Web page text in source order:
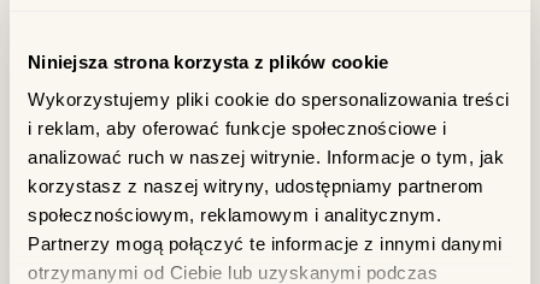
Niniejsza strona korzysta z plików cookie
Wykorzystujemy pliki cookie do spersonalizowania treści
i reklam, aby oferować funkcje społecznościowe i
analizować ruch w naszej witrynie. Informacje o tym, jak
korzystasz z naszej witryny, udostępniamy partnerom
społecznościowym, reklamowym i analitycznym.
Partnerzy mogą połączyć te informacje z innymi danymi
otrzymanymi od Ciebie lub uzyskanymi podczas
Jeżycach – świetny klimat, duże przeszklone okna, mnóstwo
światła, no i oczywiście jedzenie!